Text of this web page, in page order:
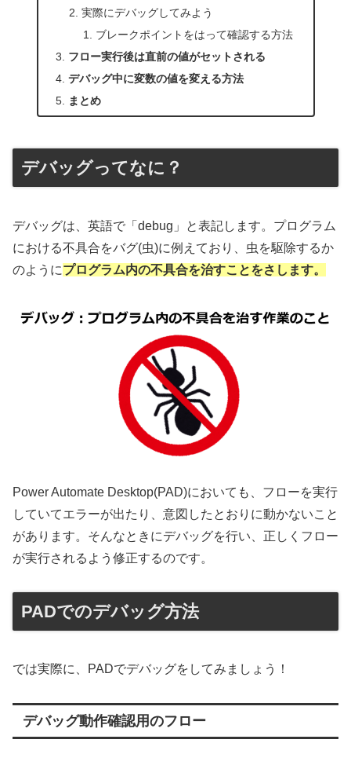
実際にデバッグしてみよう
ブレークポイントをはって確認する方法
フロー実行後は直前の値がセットされる
デバッグ中に変数の値を変える方法
まとめ
デバッグってなに？
デバッグは、英語で「debug」と表記します。プログラム
における不具合をバグ(虫)に例えており、虫を駆除するか
のようにプログラム内の不具合を治すことをさします。
Power Automate Desktop(PAD)においても、フローを実行
していてエラーが出たり、意図したとおりに動かないこと
があります。そんなときにデバッグを行い、正しくフロー
が実行されるよう修正するのです。
PADでのデバッグ方法
では実際に、PADでデバッグをしてみましょう！
デバッグ動作確認用のフロー